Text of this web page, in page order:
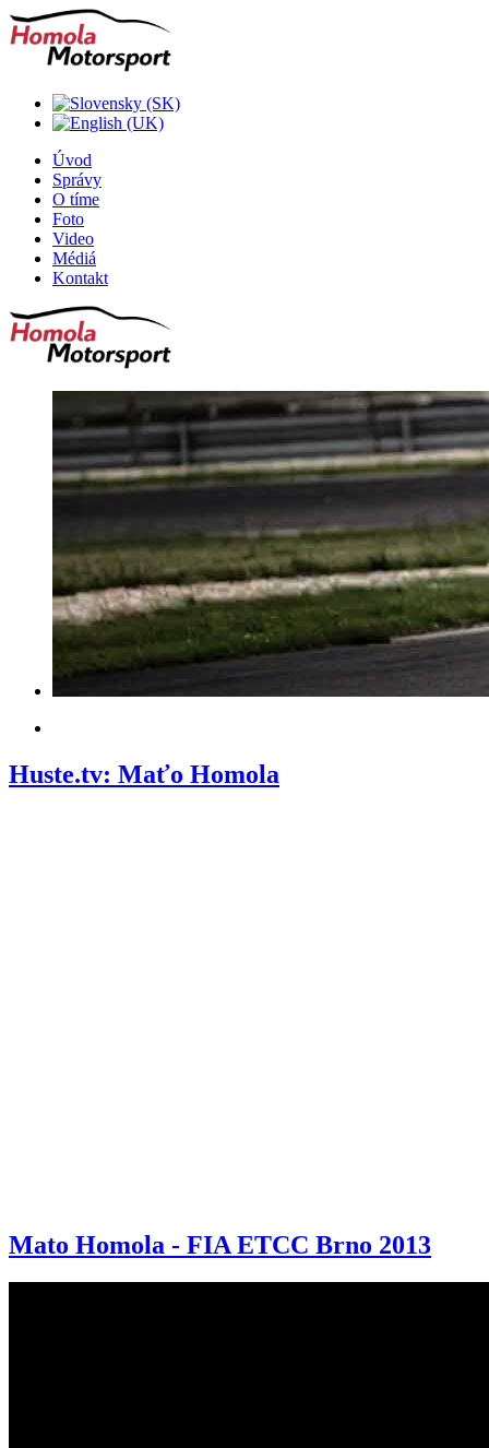
Úvod
Správy
O tíme
Foto
Video
Médiá
Kontakt
Huste.tv: Maťo Homola
Mato Homola - FIA ETCC Brno 2013